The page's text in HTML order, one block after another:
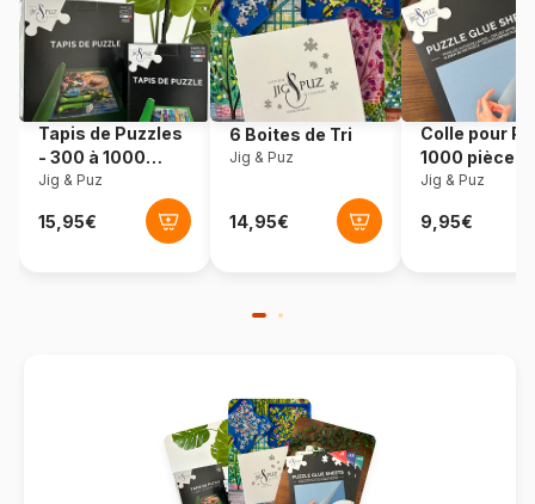
EAN 5900511330601
Nombre de pièces 3000 pièces
Dimensions 116 x 85 cm
Tapis de Puzzles
- 300 à 1000
pièces
Jig & Puz
6 Boites de Tri
Jig & Puz
Colle pour
1000 pièces
Jig & Puz